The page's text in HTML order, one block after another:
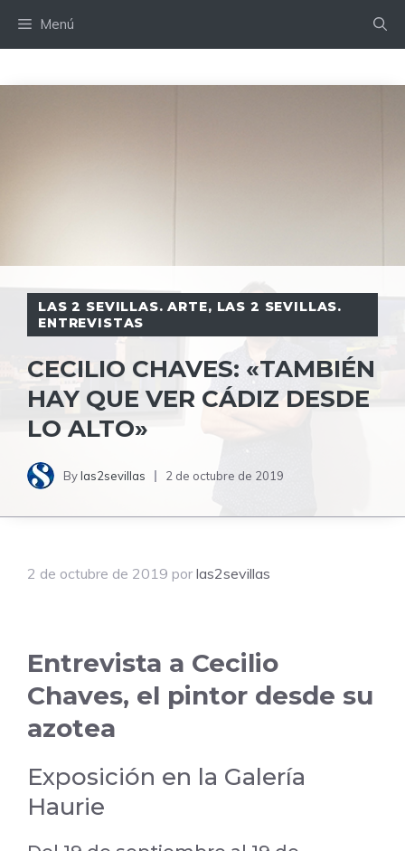
Menú
LAS 2 SEVILLAS. ARTE, LAS 2 SEVILLAS.
ENTREVISTAS
CECILIO CHAVES: «TAMBIÉN
HAY QUE VER CÁDIZ DESDE
LO ALTO»
Bylas2sevillas 2 de octubre de 2019
2 de octubre de 2019 por las2sevillas
Entrevista a Cecilio
Chaves, el pintor desde su
azotea
Exposición en la Galería
Haurie